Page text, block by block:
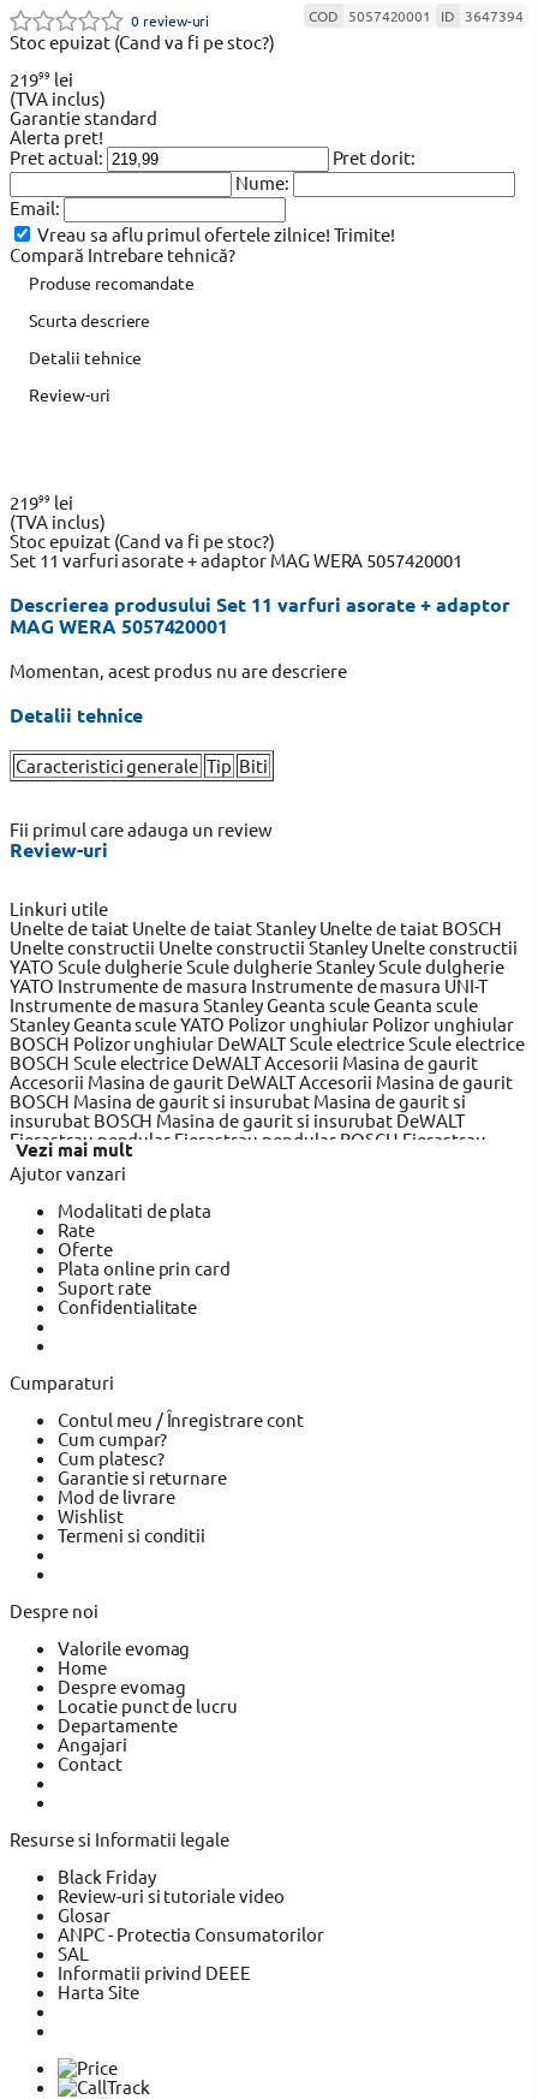
0 review-uri COD 5057420001 ID 3647394
Stoc epuizat (Cand va fi pe stoc?)
21999 lei
(TVA inclus)
Garantie standard
Alerta pret!
Pret actual:
Pret dorit:
Nume:
Email:
Vreau sa aflu primul ofertele zilnice! Trimite!
Compară Intrebare tehnică?
Produse recomandate
Scurta descriere
Detalii tehnice
Review-uri
21999 lei
(TVA inclus)
Stoc epuizat (Cand va fi pe stoc?)
Set 11 varfuri asorate + adaptor MAG WERA 5057420001
Descrierea produsului Set 11 varfuri asorate + adaptor
MAG WERA 5057420001
Momentan, acest produs nu are descriere
Detalii tehnice
Caracteristici generale Tip Biti
Fii primul care adauga un review
Review-uri
Linkuri utile
Unelte de taiat Unelte de taiat Stanley Unelte de taiat BOSCH
Unelte constructii Unelte constructii Stanley Unelte constructii
YATO Scule dulgherieScule dulgherie StanleyScule dulgherie
YATO Instrumente de masura Instrumente de masura UNI-T
Instrumente de masura StanleyGeanta sculeGeanta scule
StanleyGeanta scule YATO Polizor unghiular Polizor unghiular
BOSCH Polizor unghiular DeWALTScule electriceScule electrice
BOSCH Scule electrice DeWALTAccesorii Masina de gaurit
Accesorii Masina de gaurit DeWALTAccesorii Masina de gaurit
BOSCH Masina de gaurit si insurubat Masina de gaurit si
insurubat BOSCH Masina de gaurit si insurubat DeWALT
Fierastrau pendular Fierastrau pendular BOSCH Fierastrau
pendular DeWALT
DeWALTFierastrau circular BOSCH
Slefuitor electric BOSCH
Masini de frezat BOSCH
electricaRindea electrica BOSCH
Suflanta aer caldSuflanta aer cald YATO
BOSCHPlaci compactoare & Ciocan demolator
compactoare & Ciocan demolator BOSCH
Ciocan demolator Makita
scule electrice BOSCH
Pistoale de Vopsit si Trafaleti YATO
Echipamente de protectie Makita
YATO BricolajBricolaj OEMBricolaj Cynel
Surubelnita electrica BOSCH
Vezi mai mult
Ajutor vanzari
Modalitati de plata
Rate
Oferte
Plata online prin card
Suport rate
Confidentialitate
Cumparaturi
Contul meu / Înregistrare cont
Cum cumpar?
Cum platesc?
Garantie si returnare
Mod de livrare
Wishlist
Termeni si conditii
Despre noi
Valorile evomag
Home
Despre evomag
Locatie punct de lucru
Departamente
Angajari
Contact
Resurse si Informatii legale
Black Friday
Review-uri si tutoriale video
Glosar
ANPC - Protectia Consumatorilor
SAL
Informatii privind DEEE
Harta Site